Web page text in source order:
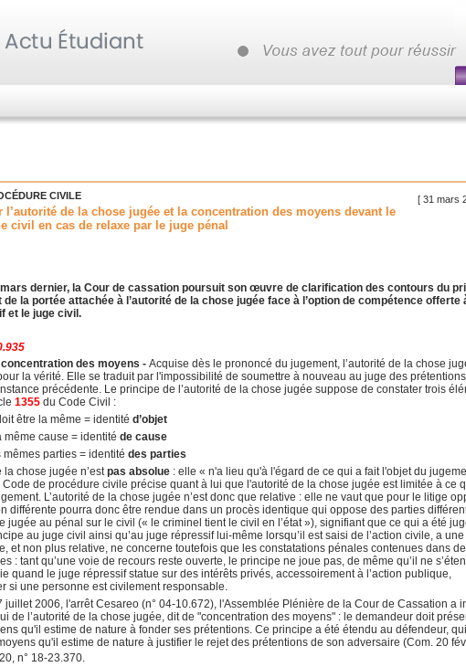
[ 31 mars
CIVILE
l’autorité de la chose jugée et la concentration des moyens devant le
civil en cas de relaxe par le juge pénal
dernier, la Cour de cassation poursuit son œuvre de clarification des contours du
la portée attachée à l’autorité de la chose jugée face à l’option de compétence offerte
et le juge civil.
des moyens - Acquise dès le prononcé du jugement, l’autorité de la chose
la vérité. Elle se traduit par l'impossibilité de soumettre à nouveau au juge des
précédente. Le principe de l’autorité de la chose jugée suppose de constater trois
1355 du Code Civil :
être la même = identitéd’objet
même cause = identitéde cause
mêmes parties = identitédes parties
la chose jugée n’estpas absolue : elle « n'a lieu qu'à l'égard de ce qui a fait l'objet du
Code de procédure civile précise quant à lui que l'autorité de la chose jugée est limitée à ce
L’autorité de la chose jugée n’est donc que relative : elle ne vaut que pour le litige
différente pourra donc être rendue dans un procès identique qui oppose des parties
jugée au pénal sur le civil (« le criminel tient le civil en l’état »), signifiant que ce qui a été
au juge civil ainsi qu’au juge répressif lui-même lorsqu’il est saisi de l’action civile, a
et non plus relative, ne concerne toutefois que les constatations pénales contenues dans
: tant qu’une voie de recours reste ouverte, le principe ne joue pas, de même qu’il ne
quand le juge répressif statue sur des intérêts privés, accessoirement à l’action publique,
si une personne est civilement responsable.
juillet 2006, l'arrêt Cesareo (n° 04-10.672), l'Assemblée Plénière de la Cour de Cassation a
de l’autorité de la chose jugée, dit de "concentration des moyens" : le demandeur doit
qu'il estime de nature à fonder ses prétentions. Ce principe a été étendu au défendeur,
qu'il estime de nature à justifier le rejet des prétentions de son adversaire (Com. 20
n° 18-23.370.